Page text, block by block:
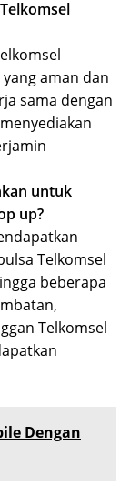
aman dan
sama dengan
untuk
up?
Telkomsel
beberapa
Telkomsel
Dengan